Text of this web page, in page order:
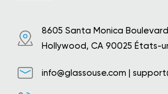
8605 Santa Monica
Hollywood, CA 90025 États-
info@glassouse.com |